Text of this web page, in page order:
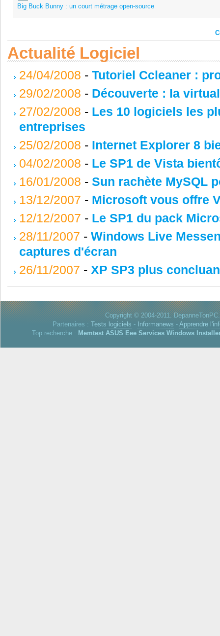
Big Buck Bunny : un court métrage open-source
Actualité Logiciel
24/04/2008 - Tutoriel Ccleaner :
29/02/2008 - Découverte : la
27/02/2008 - Les 10 logiciels les
entreprises
25/02/2008 - Internet Explorer 8
04/02/2008 - Le SP1 de Vista
16/01/2008 - Sun rachète MySQL
13/12/2007 - Microsoft vous offre
12/12/2007 - Le SP1 du pack
28/11/2007 - Windows Live
captures d'écran
26/11/2007 - XP SP3 plus
Copyright © 2004-2011.
Partenaires : Tests logiciels - Informanews - Apprendre
Top recherche : Memtest ASUS Eee Services Windows